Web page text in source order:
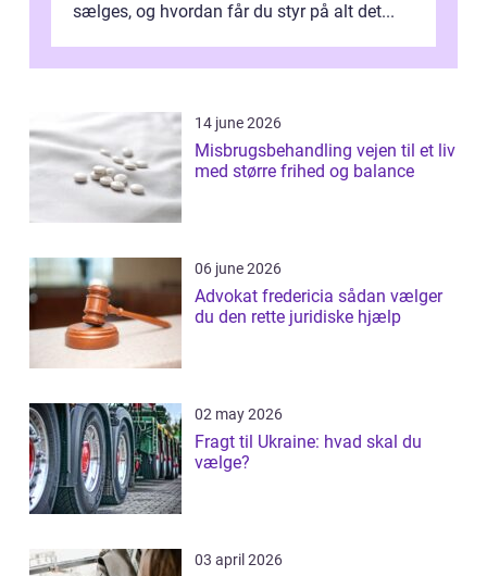
sælges, og hvordan får du styr på alt det...
14 june 2026
Misbrugsbehandling vejen til et liv
med større frihed og balance
06 june 2026
Advokat fredericia sådan vælger
du den rette juridiske hjælp
02 may 2026
Fragt til Ukraine: hvad skal du
vælge?
03 april 2026